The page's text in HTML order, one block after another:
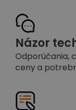
Názor
Odporúčania,
ceny a